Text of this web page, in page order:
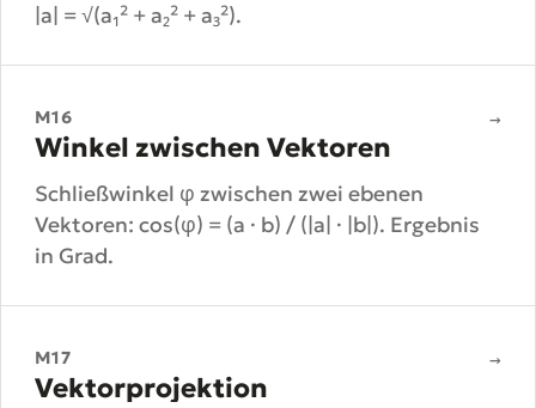
|a| = √(a₁² + a₂² + a₃²).
M16 →
Winkel zwischen Vektoren
Schließwinkel φ zwischen zwei ebenen
Vektoren: cos(φ) = (a · b) / (|a| · |b|). Ergebnis
in Grad.
M17 →
Vektorprojektion